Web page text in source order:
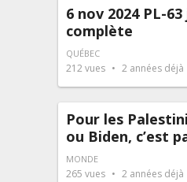
6 nov 2024 PL-
complète
QUÉBEC
212vues 2 années déjà
Pour les
ou Biden, c’est
MONDE
265 vues 2 années déjà